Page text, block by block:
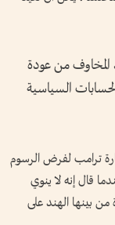
المخاوف من عودة
السياسية
ترامب لفرض الرسوم
قال إنه لا ينوي
من بينها الهند على